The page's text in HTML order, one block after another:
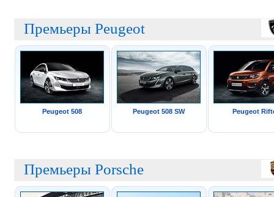
Премьеры Peugeot
Peugeot 508 Peugeot 508 SW Peugeot
Премьеры Porsche